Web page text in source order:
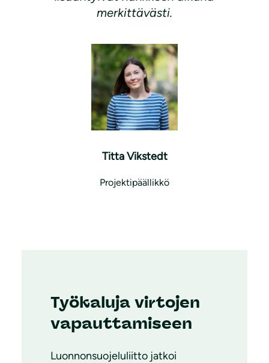
merkittävästi.
Titta Vikstedt
Projektipäällikkö
Työkaluja virtojen
vapauttamiseen
Luonnonsuojeluliitto jatkoi